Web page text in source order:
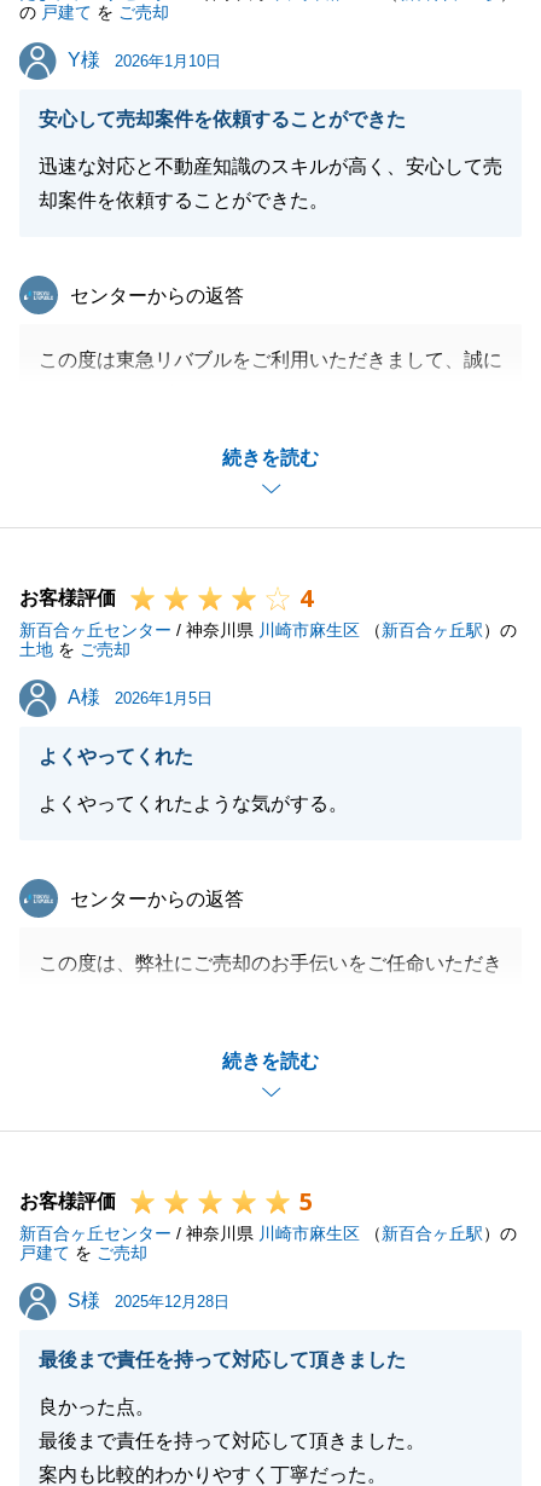
の 戸建て を ご売却
Y様
Y様 2026年1月10日
安心して売却案件を依頼することができた
迅速な対応と不動産知識のスキルが高く、安心して売
却案件を依頼することができた。
続きを読む
東急リバブル
センターからの返答
この度は東急リバブルをご利用いただきまして、誠に
立てたことを大変嬉しく思います。
また、ご多忙の中、スケジュールの調整をいただきま
したこと大変感謝しております。
掛けください。
これからも末永く東急リバブルをよろしくお願いいた
します。
お客様評価 4
新百合ヶ丘センター / 神奈川県 川崎市麻生区 （新百合ヶ丘駅）の
土地 を ご売却
A様
A様 2026年1月5日
よくやってくれた
よくやってくれたような気がする。
続きを読む
東急リバブル
センターからの返答
この度は、弊社にご売却のお手伝いをご任命いただき
今後ともよろしくお願いいたします。
閉じる
お客様評価 5
新百合ヶ丘センター / 神奈川県 川崎市麻生区 （新百合ヶ丘駅）の
戸建て を ご売却
S様
S様 2025年12月28日
最後まで責任を持って対応して頂きました
良かった点。
最後まで責任を持って対応して頂きました。
案内も比較的わかりやすく丁寧だった。